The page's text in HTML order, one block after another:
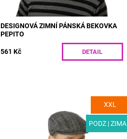
DESIGNOVÁ ZIMNÍ PÁNSKÁ BEKOVKA
PEPITO
561 Kč DETAIL
XXL
PODZ | ZIMA
MODEL: T03-3 | Moderní pánská čepice
v barvě sůl a pepř. Vlněný tvídový
materiál doplněný polyesterovou
podšívkou skvěle izolují i...